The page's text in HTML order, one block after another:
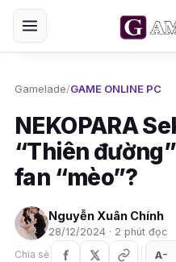
Gamelade/GAME ONLINE PC
NEKOPARA
“Thiên
fan “mèo”?
Nguyễn Xuân Chính
28/12/2024 · 2 phút đọc
Chia sẻ
A−